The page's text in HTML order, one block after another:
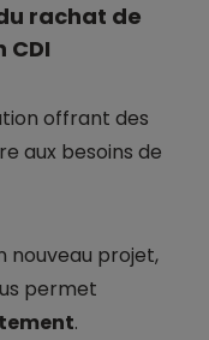
rachat de
CDI
offrant des
aux besoins de
nouveau projet,
permet
.